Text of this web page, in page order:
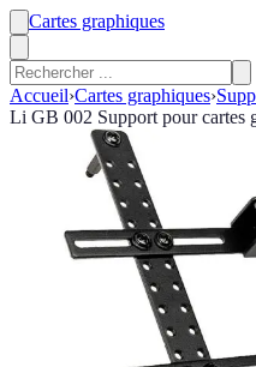
Cartes graphiques
Accueil›Cartes graphiques›
Li GB 002 Support pour cartes